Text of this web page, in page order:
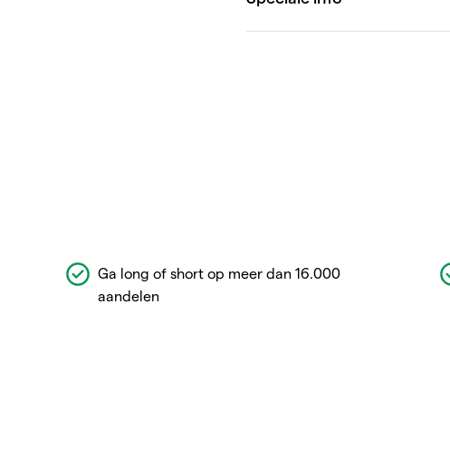
Ga long of short op meer dan 16.000
aandelen